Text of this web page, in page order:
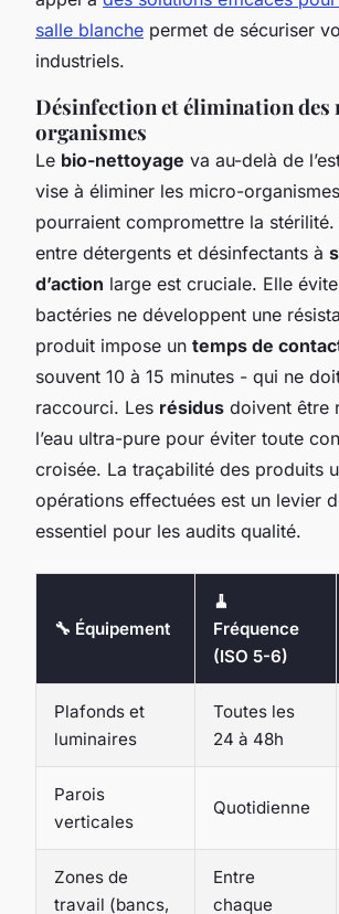
salle blanche permet de sécuriser
industriels.
Désinfection et élimination
organismes
Le bio-nettoyage va au-delà de
vise à éliminer les micro-
pourraient compromettre la stérilité.
entre détergents et désinfectants à
d’action large est cruciale. Elle
bactéries ne développent une
produit impose un temps de
souvent 10 à 15 minutes - qui ne
raccourci. Les résidus doivent être
l’eau ultra-pure pour éviter toute
croisée. La traçabilité des produits
opérations effectuées est un levier
essentiel pour les audits qualité.
🔧 Équipement
🧹
Fréquence
(ISO 5-6)
Plafonds et
luminaires
Toutes les
24 à 48h
Parois
verticales
Quotidienne
Zones de
travail (bancs,
Entre
chaque